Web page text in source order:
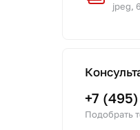
jpeg,
+7
Подобрать